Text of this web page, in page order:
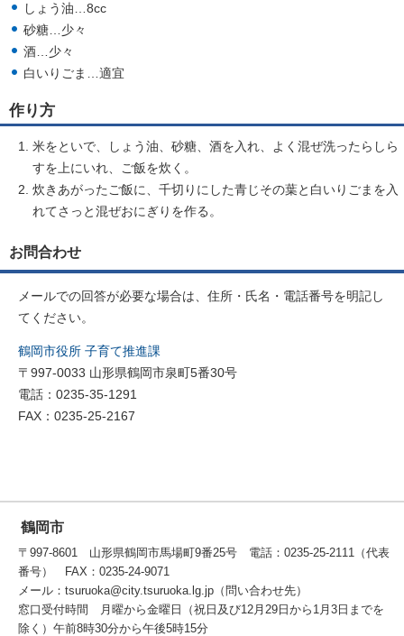
しょう油…8cc
砂糖…少々
酒…少々
白いりごま…適宜
作り方
米をといで、しょう油、砂糖、酒を入れ、よく混ぜ洗ったらしら
すを上にいれ、ご飯を炊く。
炊きあがったご飯に、千切りにした青じその葉と白いりごまを入
れてさっと混ぜおにぎりを作る。
お問合わせ
メールでの回答が必要な場合は、住所・氏名・電話番号を明記し
てください。
鶴岡市役所 子育て推進課
〒997-0033 山形県鶴岡市泉町5番30号
電話：0235-35-1291
FAX：0235-25-2167
鶴岡市
〒997-8601 山形県鶴岡市馬場町9番25号 電話：0235-25-2111（代表
番号） FAX：0235-24-9071
メール：tsuruoka@city.tsuruoka.lg.jp（問い合わせ先）
窓口受付時間 月曜から金曜日（祝日及び12月29日から1月3日までを
除く）午前8時30分から午後5時15分